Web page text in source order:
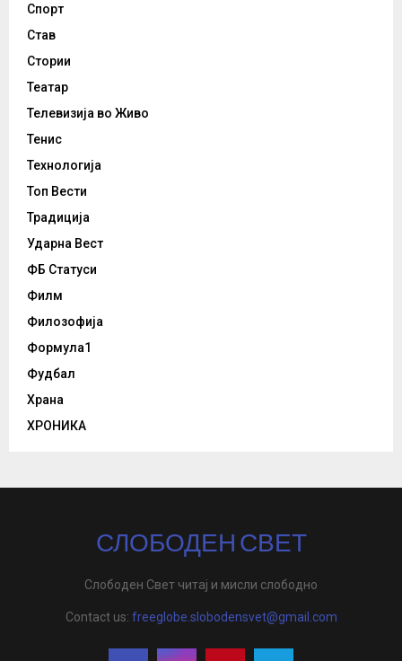
Спорт
Став
Стории
Театар
Телевизија во Живо
Тенис
Технологија
Топ Вести
Традиција
Ударна Вест
ФБ Статуси
Филм
Филозофија
Формула1
Фудбал
Храна
ХРОНИКА
СЛОБОДЕН СВЕТ
Слободен Свет читај и мисли слободно
Contact us: freeglobe.slobodensvet@gmail.com